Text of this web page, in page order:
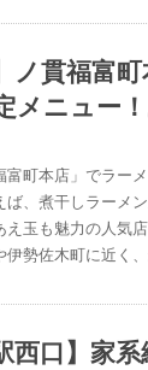
ノ貫福富
メニュー
富町本店」でラー
ば、煮干しラーメ
え玉も魅力の人気
伊勢佐木町に近く
西口】家